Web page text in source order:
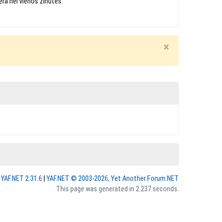
×
2.31.6 YAF.NET © 2003-2026, Yet Another Forum.NET
This page was generated in 2.237 seconds.